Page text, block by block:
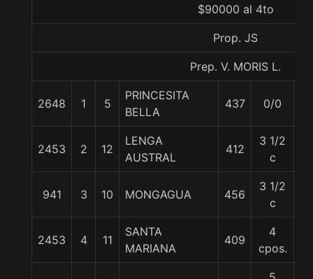
$90000 al 4to
Prop. JS
Prep. V. MORIS L.
2648 1 5
PRINCESITA
BELLA
437 0/0
2453 2 12
LENGA
AUSTRAL
412
3 1/2
c
941 3 10 MONGAGUA 456
3 1/2
c
2453 4 11
SANTA
MARIANA
409
4
cpos.